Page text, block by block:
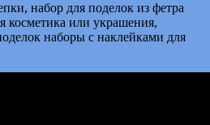
набор для поделок из фетра
косметика или украшения,
наборы с наклейками для